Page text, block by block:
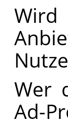
Wer
Ad-